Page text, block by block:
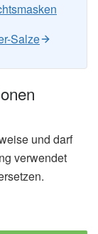
Salze
und darf
verwendet